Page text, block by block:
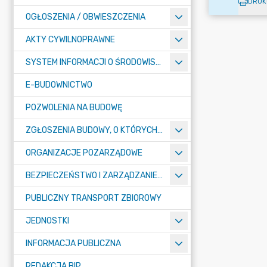
OGŁOSZENIA / OBWIESZCZENIA
AKTY CYWILNOPRAWNE
SYSTEM INFORMACJI O ŚRODOWISKU
E-BUDOWNICTWO
POZWOLENIA NA BUDOWĘ
ZGŁOSZENIA BUDOWY, O KTÓRYCH MOWA W ART. 29 UST. 1 PKT 1A, 2B I 19A USTAWY PRAWO BUDOWLANE
ORGANIZACJE POZARZĄDOWE
BEZPIECZEŃSTWO I ZARZĄDZANIE KRYZYSOWE
PUBLICZNY TRANSPORT ZBIOROWY
JEDNOSTKI
INFORMACJA PUBLICZNA